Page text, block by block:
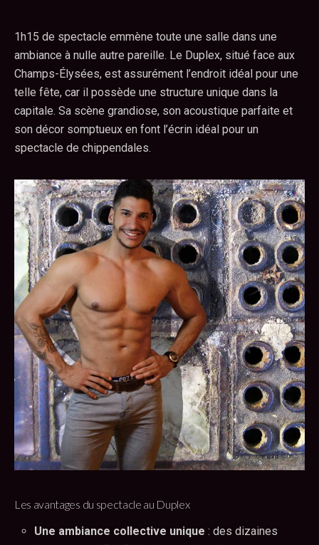
1h15 de spectacle emmène toute une salle dans une
ambiance à nulle autre pareille. Le Duplex, situé face aux
Champs-Élysées, est assurément l’endroit idéal pour une
telle fête, car il possède une structure unique dans la
capitale. Sa scène grandiose, son acoustique parfaite et
son décor somptueux en font l’écrin idéal pour un
spectacle de chippendales.
Les avantages du spectacle au Duplex
Une ambiance collective unique : des dizaines